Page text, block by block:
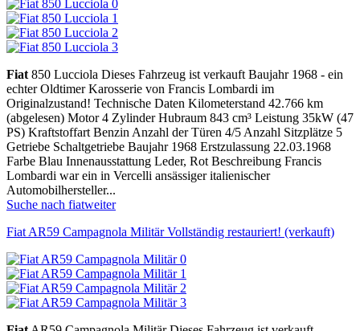
Fiat 850 Lucciola Dieses Fahrzeug ist verkauft Baujahr 1968 - ein
echter Oldtimer Karosserie von Francis Lombardi im
Originalzustand! Technische Daten Kilometerstand 42.766 km
(abgelesen) Motor 4 Zylinder Hubraum 843 cm³ Leistung 35kW (47
PS) Kraftstoffart Benzin Anzahl der Türen 4/5 Anzahl Sitzplätze 5
Getriebe Schaltgetriebe Baujahr 1968 Erstzulassung 22.03.1968
Farbe Blau Innenausstattung Leder, Rot Beschreibung Francis
Lombardi war ein in Vercelli ansässiger italienischer
Automobilhersteller...
Suche nach fiatweiter
Fiat AR59 Campagnola Militär Vollständig restauriert! (verkauft)